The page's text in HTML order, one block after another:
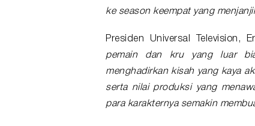
ke season keempat yang
Presiden Universal Television,
pemain dan kru yang luar
menghadirkan kisah yang kaya
serta nilai produksi yang
para karakternya semakin